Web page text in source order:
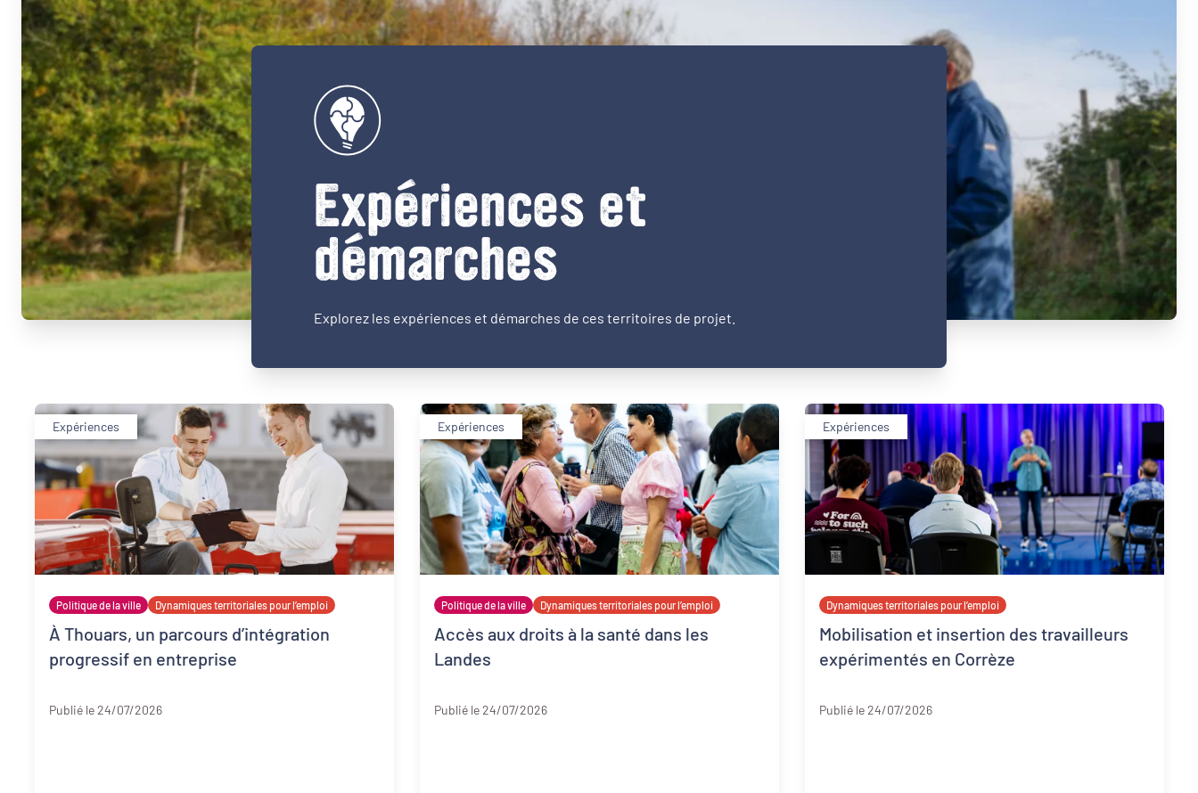
Expériences et
démarches
Explorez les expériences et démarches de ces territoires de projet.
Expériences
Politique de la ville Dynamiques territoriales pour l’emploi
À Thouars, un parcours d’intégration
progressif en entreprise
Publié le 24/07/2026
Expériences
Politique de la ville Dynamiques territoriales pour l’emploi
Accès aux droits à la santé dans les
Landes
Publié le 24/07/2026
Expériences
Dynamiques territoriales pour l’emploi
Mobilisation et insertion des travailleurs
expérimentés en Corrèze
Publié le 24/07/2026